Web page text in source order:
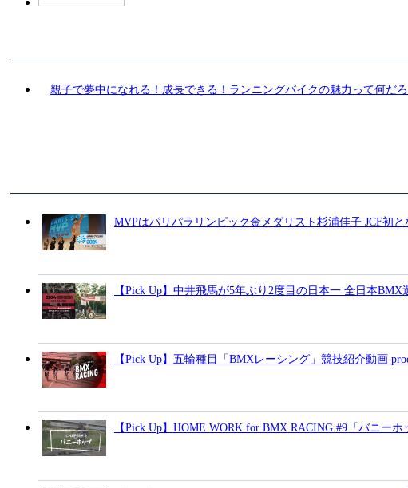
親子で夢中になれる！成長できる！ランニングバイクの魅力って何だろ
MVPはパリパラリンピック金メダリスト杉浦佳子 JCF初
【Pick Up】中井飛馬が5年ぶり2度目の日本一 全日本
【Pick Up】五輪種目「BMXレーシング」競技紹介動画
【Pick Up】HOME WORK for BMX RACING #9「バニーホ